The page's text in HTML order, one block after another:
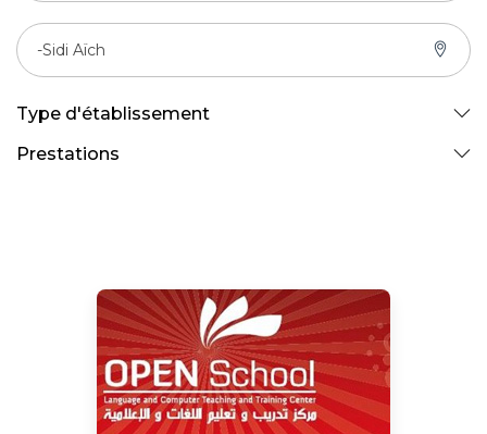
-Sidi Aïch
Type d'établissement
Prestations